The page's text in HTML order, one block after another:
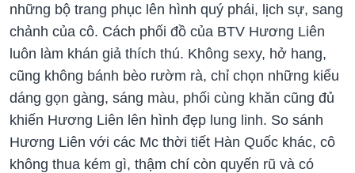
những bộ trang phục lên hình quý phái, lịch sự, sang
chảnh của cô. Cách phối đồ của BTV Hương Liên
luôn làm khán giả thích thú. Không sexy, hở hang,
cũng không bánh bèo rườm rà, chỉ chọn những kiểu
dáng gọn gàng, sáng màu, phối cùng khăn cũng đủ
khiến Hương Liên lên hình đẹp lung linh. So sánh
Hương Liên với các Mc thời tiết Hàn Quốc khác, cô
không thua kém gì, thậm chí còn quyến rũ và có